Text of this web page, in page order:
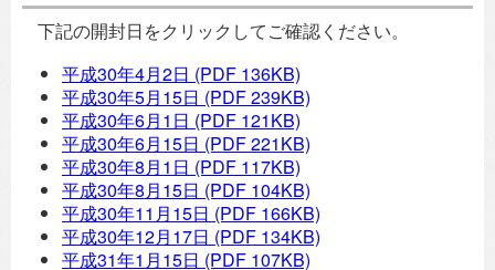
下記の開封日をクリックしてご確認ください。
平成30年4月2日 (PDF 136KB)
平成30年5月15日 (PDF 239KB)
平成30年6月1日 (PDF 121KB)
平成30年6月15日 (PDF 221KB)
平成30年8月1日 (PDF 117KB)
平成30年8月15日 (PDF 104KB)
平成30年11月15日 (PDF 166KB)
平成30年12月17日 (PDF 134KB)
平成31年1月15日 (PDF 107KB)